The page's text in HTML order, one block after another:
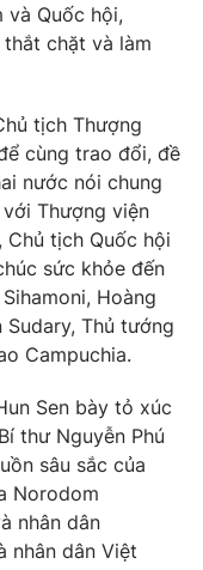
Quốc Thắng,
932
có sự chấp
khi phát hành lại
và Quốc hội,
chặt và làm
tịch Thượng
cùng trao đổi, đề
nước nói chung
Thượng viện
Chủ tịch Quốc hội
sức khỏe đến
Hoàng
Sudary, Thủ tướng
Campuchia.
Sen bày tỏ xúc
thư Nguyễn Phú
sâu sắc của
Norodom
nhân dân
nhân dân Việt